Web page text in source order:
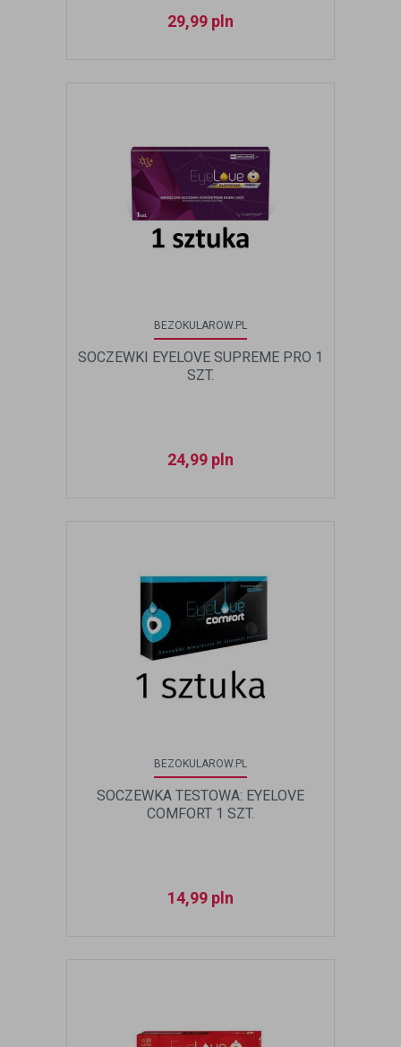
29,99 pln
BEZOKULAROW.PL
SOCZEWKI EYELOVE SUPREME PRO 1
SZT.
24,99 pln
BEZOKULAROW.PL
SOCZEWKA TESTOWA: EYELOVE
COMFORT 1 SZT.
14,99 pln